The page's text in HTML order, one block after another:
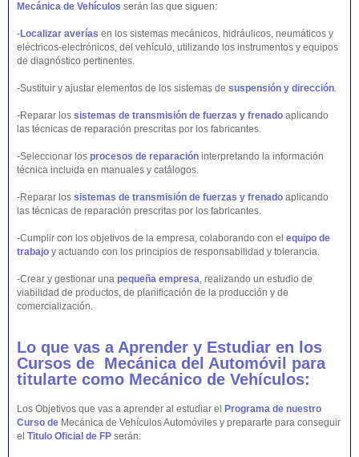
Mecánica de Vehículos serán las que siguen:
-Localizar averías en los sistemas mecánicos, hidráulicos, neumáticos y
eléctricos-electrónicos, del vehículo, utilizando los instrumentos y equipos
de diagnóstico pertinentes.
-Sustituir y ajustar elementos de los sistemas de suspensión y dirección.
-Reparar los sistemas de transmisión de fuerzas y frenado aplicando
las técnicas de reparación prescritas por los fabricantes.
-Seleccionar los procesos de reparación interpretando la información
técnica incluida en manuales y catálogos.
-Reparar los sistemas de transmisión de fuerzas y frenado aplicando
las técnicas de reparación prescritas por los fabricantes.
-Cumplir con los objetivos de la empresa, colaborando con el equipo de
trabajo y actuando con los principios de responsabilidad y tolerancia.
-Crear y gestionar una pequeña empresa, realizando un estudio de
viabilidad de productos, de planificación de la producción y de
comercialización.
Lo que vas a Aprender y Estudiar en los
Cursos de Mecánica del Automóvil
para
titularte como Mecánico de Vehículos:
Los Objetivos que vas a aprender al estudiar el
Programa de nuestro
Curso de Mecánica de Vehículos Automóviles y prepararte para conseguir
el Titulo Oficial de FP serán: